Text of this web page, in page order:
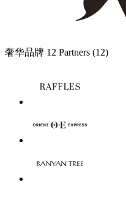
奢华品牌 12 Partners (12)